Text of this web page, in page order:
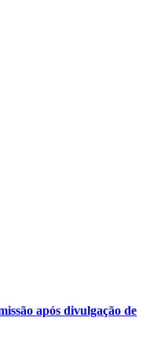
após divulgação de